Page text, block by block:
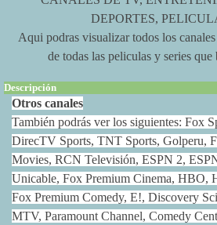
DEPORTES,
Aqui podras visualizar todos los
de todas las peliculas y series
Descripción
Otros canales
También podrás ver los siguientes: Fox
DirecTV Sports, TNT Sports, Golperu,
Movies, RCN Televisión, ESPN 2,
Unicable, Fox Premium Cinema, HBO,
Fox Premium Comedy, E!, Discovery
MTV, Paramount Channel, Comedy